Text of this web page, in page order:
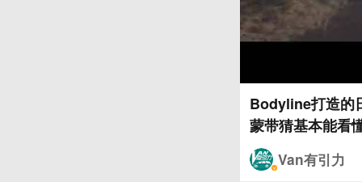
Bodyline打造的
蒙带猜基本能看
Van有引力